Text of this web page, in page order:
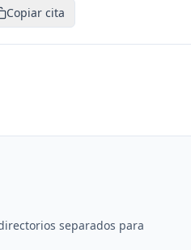
Copiar cita
separados para